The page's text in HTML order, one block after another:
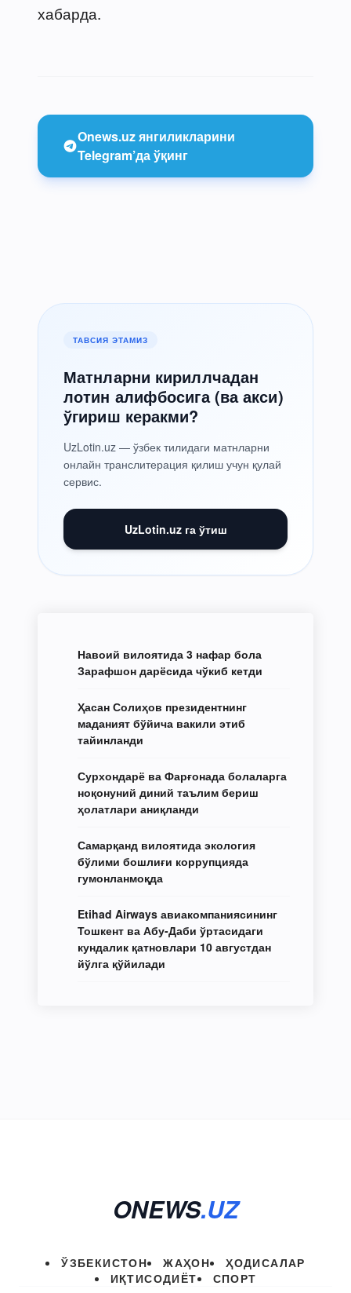
хабарда.
Onews.uz янгиликларини
Telegram’да ўқинг
ТАВСИЯ ЭТАМИЗ
Матнларни кириллчадан
лотин алифбосига (ва акси)
ўгириш керакми?
UzLotin.uz — ўзбек тилидаги матнларни
онлайн транслитерация қилиш учун қулай
сервис.
UzLotin.uz га ўтиш
Навоий вилоятида 3 нафар бола
Зарафшон дарёсида чўкиб кетди
Ҳасан Солиҳов президентнинг
маданият бўйича вакили этиб
тайинланди
Сурхондарё ва Фарғонада болаларга
ноқонуний диний таълим бериш
ҳолатлари аниқланди
Самарқанд вилоятида экология
бўлими бошлиғи коррупцияда
гумонланмоқда
Etihad Airways авиакомпаниясининг
Тошкент ва Абу-Даби ўртасидаги
кундалик қатновлари 10 августдан
йўлга қўйилади
ONEWS.UZ
ЎЗБЕКИСТОН ЖАҲОН
ҲОДИСАЛАР
ИҚТИСОДИЁТ
СПОРТ